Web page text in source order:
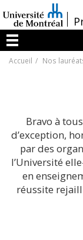
au
contenu
/
Menu
Accueil Nos
Bravo à
d’exception,
par des
l’Université
en
réussite